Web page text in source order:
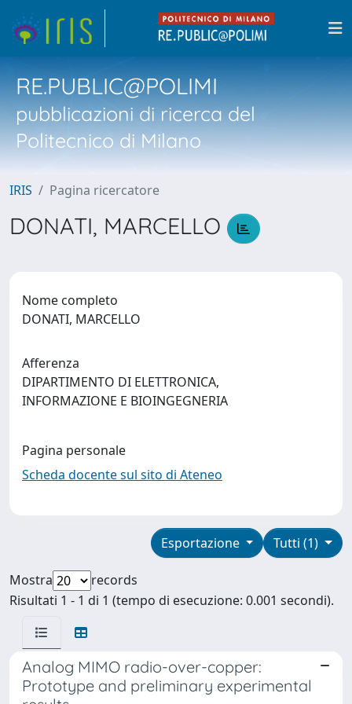
RE.PUBLIC@POLIMI
pubblicazioni di ricerca del
Politecnico di Milano
IRIS Pagina ricercatore
DONATI, MARCELLO
Nome completo
DONATI, MARCELLO
Afferenza
DIPARTIMENTO DI ELETTRONICA,
INFORMAZIONE E BIOINGEGNERIA
Pagina personale
Scheda docente sul sito di Ateneo
Tutti (1)
Esportazione
Mostra
records
Risultati 1 - 1 di 1 (tempo di esecuzione: 0.001 secondi).
Analog MIMO radio-over-copper:
Prototype and preliminary experimental